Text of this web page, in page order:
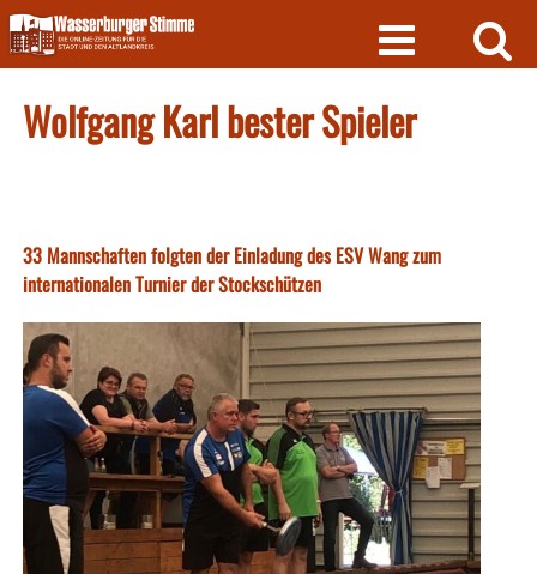
Skip
to
content
Wolfgang Karl bester Spieler
33 Mannschaften folgten der Einladung des ESV Wang zum
internationalen Turnier der Stockschützen